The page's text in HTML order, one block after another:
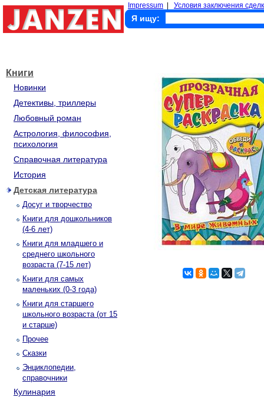
Impressum Условия заключения
Я ищу:
Книги
Новинки
Детективы, триллеры
Любовный роман
Астрология, философия,
психология
Справочная литература
История
Детская литература
Досуг и творчество
Книги для дошкольников
(4-6 лет)
Книги для младшего и
среднего школьного
возраста (7-15 лет)
Книги для самых
маленьких (0-3 года)
Книги для старшего
школьного возраста (от 15
и старше)
Прочее
Сказки
Энциклопедии,
справочники
Кулинария